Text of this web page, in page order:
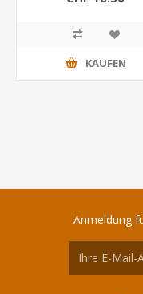
KAUFEN
Anmeldung